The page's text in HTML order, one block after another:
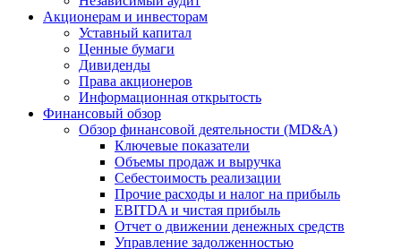
Акционерам и инвесторам
Уставный капитал
Ценные бумаги
Дивиденды
Права акционеров
Информационная открытость
Финансовый обзор
Обзор финансовой деятельности (MD&A)
Ключевые показатели
Объемы продаж и выручка
Себестоимость реализации
Прочие расходы и налог на прибыль
EBITDA и чистая прибыль
Отчет о движении денежных средств
Управление задолженностью